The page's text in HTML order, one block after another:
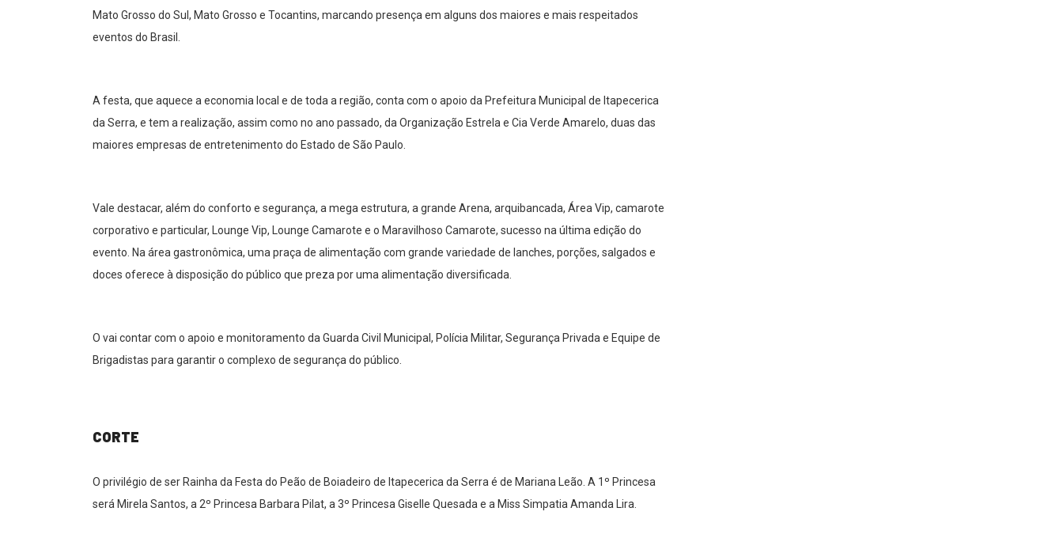
Mato Grosso do Sul, Mato Grosso e Tocantins, marcando presença em alguns dos maiores e mais respeitados
eventos do Brasil.
A festa, que aquece a economia local e de toda a região, conta com o apoio da Prefeitura Municipal de Itapecerica
da Serra, e tem a realização, assim como no ano passado, da Organização Estrela e Cia Verde Amarelo, duas das
maiores empresas de entretenimento do Estado de São Paulo.
Vale destacar, além do conforto e segurança, a mega estrutura, a grande Arena, arquibancada, Área Vip, camarote
corporativo e particular, Lounge Vip, Lounge Camarote e o Maravilhoso Camarote, sucesso na última edição do
evento. Na área gastronômica, uma praça de alimentação com grande variedade de lanches, porções, salgados e
doces oferece à disposição do público que preza por uma alimentação diversificada.
O vai contar com o apoio e monitoramento da Guarda Civil Municipal, Polícia Militar, Segurança Privada e Equipe de
Brigadistas para garantir o complexo de segurança do público.
CORTE
O privilégio de ser Rainha da Festa do Peão de Boiadeiro de Itapecerica da Serra é de Mariana Leão. A 1º Princesa
será Mirela Santos, a 2º Princesa Barbara Pilat, a 3º Princesa Giselle Quesada e a Miss Simpatia Amanda Lira.